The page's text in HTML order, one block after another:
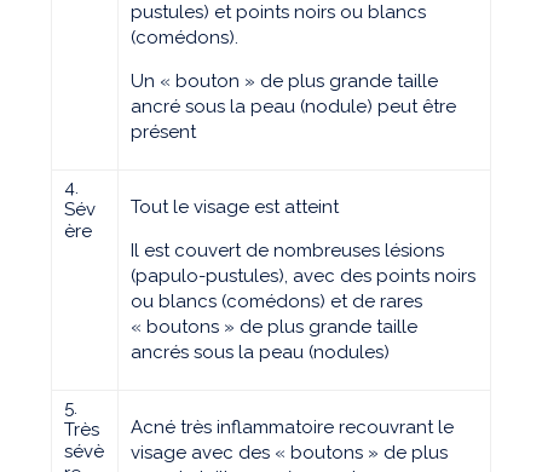
pustules) et points noirs ou blancs
(comédons).
Un « bouton » de plus grande taille
ancré sous la peau (nodule) peut être
présent
4.
Sév
ère
Tout le visage est atteint
Il est couvert de nombreuses lésions
(papulo-pustules), avec des points noirs
ou blancs (comédons) et de rares
« boutons » de plus grande taille
ancrés sous la peau (nodules)
5.
Très
sévè
Acné très inflammatoire recouvrant le
visage avec des « boutons » de plus